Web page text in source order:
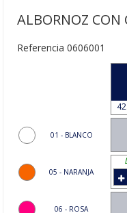
ALBORNOZ
Referencia 0606001
01 - BLANCO
05 - NARANJA
06 - ROSA